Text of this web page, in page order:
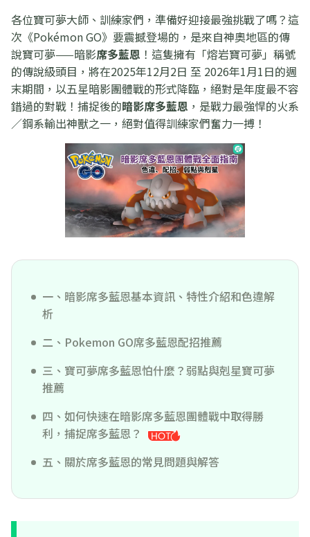
各位寶可夢大師、訓練家們，準備好迎接最強挑戰了嗎？這
次《Pokémon GO》要震撼登場的，是來自神奧地區的傳
說寶可夢——暗影席多藍恩 ！這隻擁有「熔岩寶可夢」稱號
的傳說級頭目，將在2025年12月2日 至 2026年1月1日的週
末期間，以五星暗影團體戰的形式降臨，絕對是年度最不容
錯過的對戰！捕捉後的暗影席多藍恩 ，是戰力最強悍的火系
／鋼系輸出神獸之一，絕對值得訓練家們奮力一搏！
一、暗影席多藍恩基本資訊、特性介紹和色違解
析
二、Pokemon GO席多藍恩配招推薦
三、寶可夢席多藍恩怕什麼？弱點與剋星寶可夢
推薦
四、如何快速在暗影席多藍恩團體戰中取得勝
利，捕捉席多藍恩？
五、關於席多藍恩的常見問題與解答